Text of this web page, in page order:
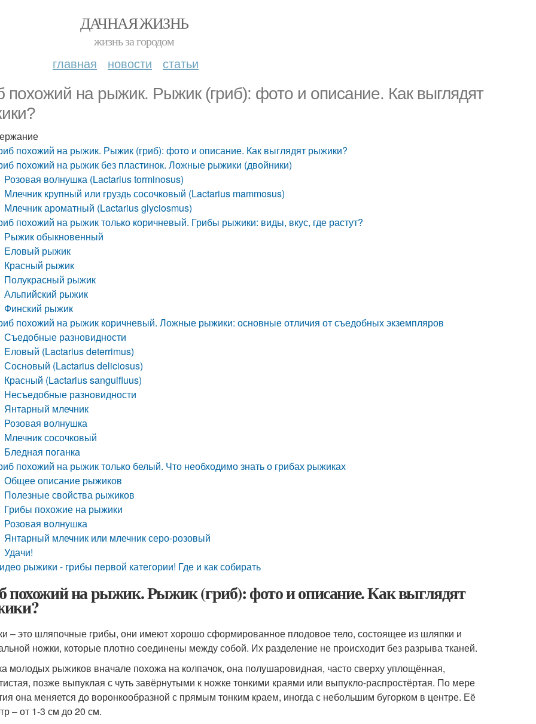
ДАЧНАЯ ЖИЗНЬ
жизнь за городом
главная новости статьи
похожий на рыжик. Рыжик (гриб): фото и описание. Как выглядят
похожий на рыжик. Рыжик (гриб): фото и описание. Как выглядят рыжики?
похожий на рыжик без пластинок. Ложные рыжики (двойники)
Розовая волнушка (Lactarius torminosus)
Млечник крупный или груздь сосочковый (Lactarius mammosus)
Млечник ароматный (Lactarius glyciosmus)
похожий на рыжик только коричневый. Грибы рыжики: виды, вкус, где растут?
Рыжик обыкновенный
Еловый рыжик
Красный рыжик
Полукрасный рыжик
Альпийский рыжик
Финский рыжик
похожий на рыжик коричневый. Ложные рыжики: основные отличия от съедобных экземпляров
Съедобные разновидности
Еловый (Lactarius deterrimus)
Сосновый (Lactarius deliciosus)
Красный (Lactarius sanguifluus)
Несъедобные разновидности
Янтарный млечник
Розовая волнушка
Млечник сосочковый
Бледная поганка
похожий на рыжик только белый. Что необходимо знать о грибах рыжиках
Общее описание рыжиков
Полезные свойства рыжиков
Грибы похожие на рыжики
Розовая волнушка
Янтарный млечник или млечник серо-розовый
Удачи!
рыжики - грибы первой категории! Где и как собирать
похожий на рыжик. Рыжик (гриб): фото и описание. Как выглядят
– это шляпочные грибы, они имеют хорошо сформированное плодовое тело, состоящее из шляпки и
ножки, которые плотно соединены между собой. Их разделение не происходит без разрыва тканей.
молодых рыжиков вначале похожа на колпачок, она полушаровидная, часто сверху уплощённая,
позже выпуклая с чуть завёрнутыми к ножке тонкими краями или выпукло-распростёртая. По мере
она меняется до воронкообразной с прямым тонким краем, иногда с небольшим бугорком в центре. Её
– от 1-3 см до 20 см.